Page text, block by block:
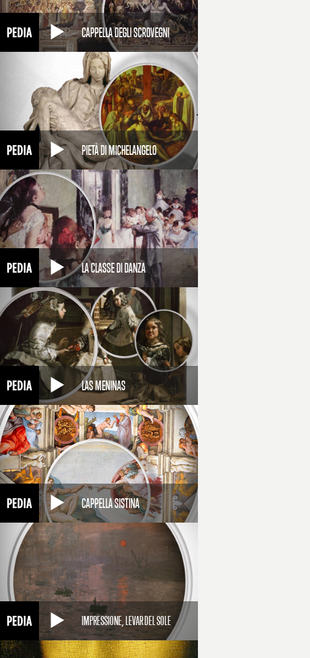
CAPPELLA DEGLI SCROVEGNI
PIETÀ DI MICHELANGELO
LA CLASSE DI DANZA
LAS MENINAS
CAPPELLA SISTINA
IMPRESSIONE, LEVAR DEL SOLE